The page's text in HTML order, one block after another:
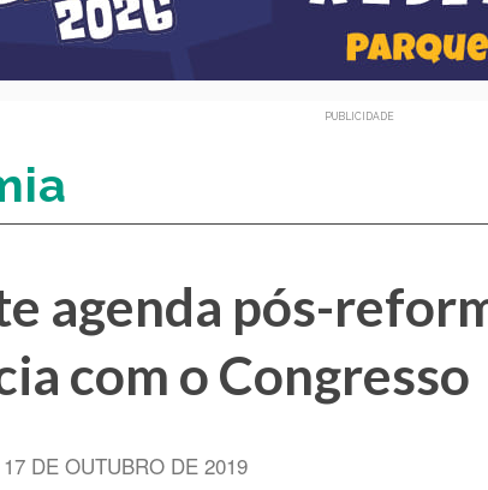
PUBLICIDADE
agenda pós-
com o Congresso
17 DE OUTUBRO DE 2019